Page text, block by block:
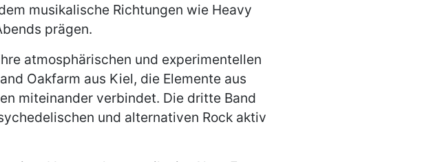
musikalische Richtungen wie Heavy
prägen.
atmosphärischen und experimentellen
Oakfarm aus Kiel, die Elemente aus
miteinander verbindet. Die dritte Band
und alternativen Rock aktiv